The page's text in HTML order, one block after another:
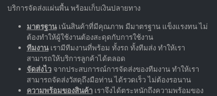
บริการจัดส่งแผ่นพื้น พร้อมเก็บเงินปลายทาง
มาตรฐานเน้นสินค้าที่มีคุณภาพ มีมาตรฐาน แข็งแรงทน ไม่
ต้องทำให้ผู้ใช้งานต้องสะดุดกับการใช้งาน
ทีมงานเรามีทีมงานที่พร้อม ทั้งรถ ทั้งทีมส่ง ทำให้เรา
สามารถให้บริการลูกค้าได้ตลอด
จัดส่งไว จากประสบการณ์การจัดส่งของทีมงาน ทำให้เรา
สามารถจัดส่งวัสดุถึงมือท่าน ได้รวดเร็ว ไม่ต้องรอนาน
ความพร้อมของสินค้า เราจึงได้ตระหนักถึงความพร้อมของ